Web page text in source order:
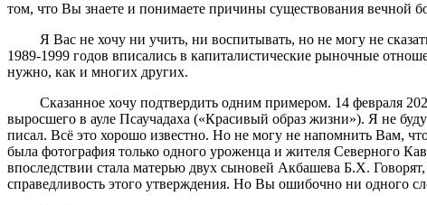
том, что Вы знаете и понимаете причины существования вечной
Я Вас не хочу ни учить, ни воспитывать, но не могу не
1989-1999 годов вписались в капиталистические рыночные
нужно, как и многих других.
Сказанное хочу подтвердить одним примером. 14 февраля
выросшего в ауле Псаучадаха («Красивый образ жизни»). Я не
писал. Всё это хорошо известно. Но не могу не напомнить Вам,
была фотография только одного уроженца и жителя Северного
впоследствии стала матерью двух сыновей Акбашева Б.Х.
справедливость этого утверждения. Но Вы ошибочно ни одного